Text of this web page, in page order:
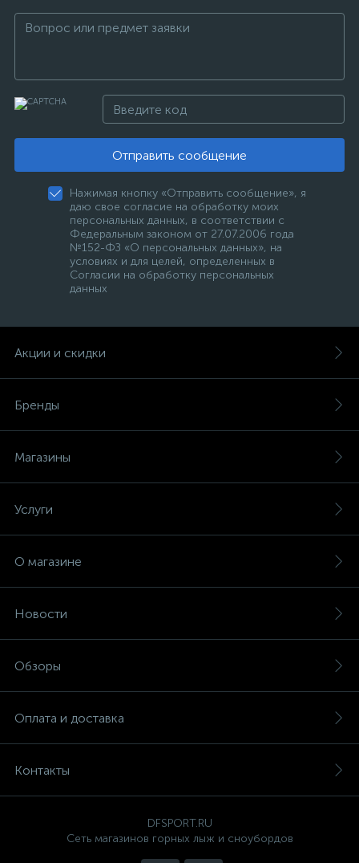
Отправить сообщение
Нажимая кнопку «Отправить сообщение», я
даю свое согласие на обработку моих
персональных данных, в соответствии с
Федеральным законом от 27.07.2006 года
№152-ФЗ «О персональных данных», на
условиях и для целей, определенных в
Согласии на обработку персональных
данных
Акции и скидки
Бренды
Магазины
Услуги
О магазине
Новости
Обзоры
Оплата и доставка
Контакты
DFSPORT.RU
Сеть магазинов горных лыж и сноубордов